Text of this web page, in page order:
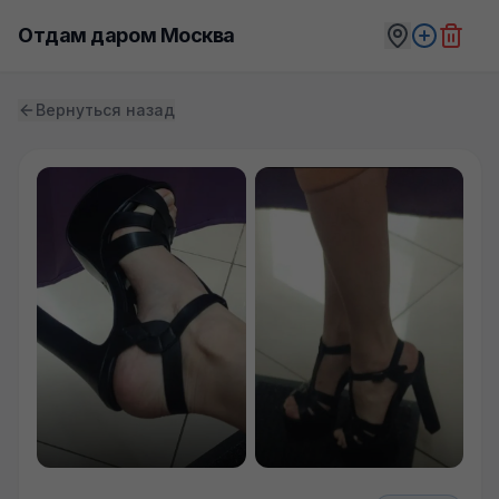
Отдам даром Москва
Вернуться назад